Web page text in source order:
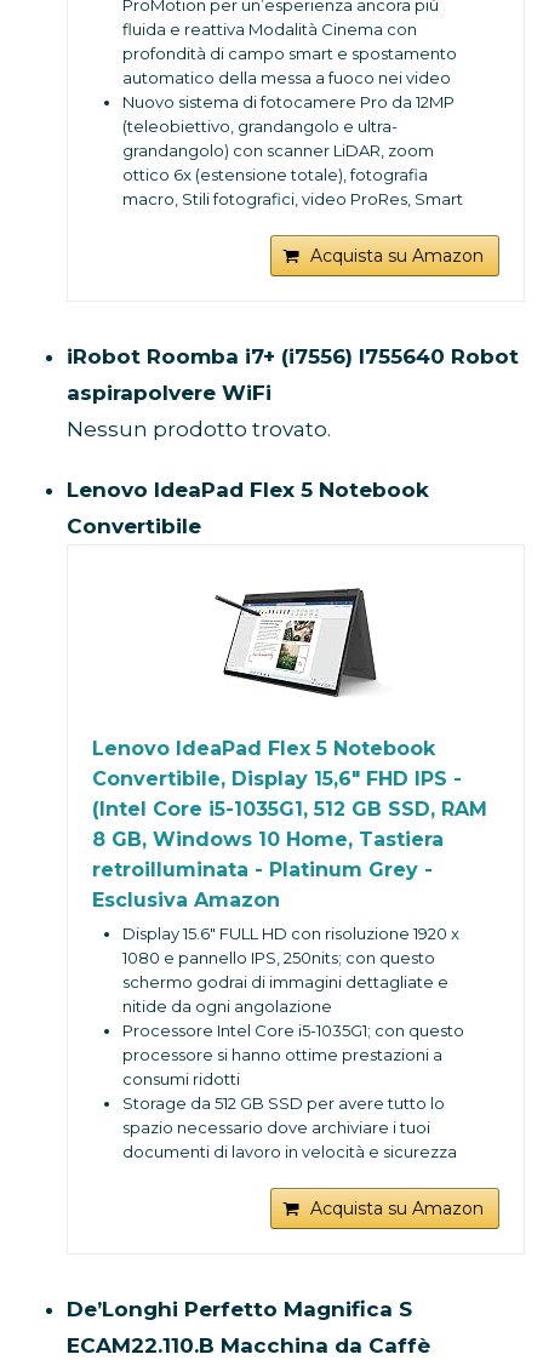
connettiti a Internet per avviare la
configurazione.
ProMotion per un’esperienza ancora più
fluida e reattiva Modalità Cinema con
profondità di campo smart e spostamento
automatico della messa a fuoco nei video
Nuovo sistema di fotocamere Pro da 12MP
(teleobiettivo, grandangolo e ultra-
grandangolo) con scanner LiDAR, zoom
ottico 6x (estensione totale), fotografia
macro, Stili fotografici, video ProRes, Smart
registrazione video HDR a 4K con Dolby
HDR a 4K con Dolby Vision
Chip A15 Bionic per prestazioni fulminee
Fino a 22 ore di riproduzione video
Robusto design con Ceramic Shield
Resistenza all’acqua di grado IP68, la
5G per download velocissimi e streaming ad
alta qualità1
iOS 15 e le sue nuove funzioni per fare ancora
Compatibilità con gli accessori MagSafe:
aggancio rapido e ricarica wireless più
Acquista su Amazon
iRobot Roomba i7+ (i7556) I755640 Robot
aspirapolvere WiFi
Nessun prodotto trovato.
Lenovo IdeaPad Flex 5 Notebook
Convertibile
Lenovo IdeaPad Flex 5 Notebook
Convertibile, Display 15,6" FHD IPS -
(Intel Core i5-1035G1, 512 GB SSD, RAM
8 GB, Windows 10 Home, Tastiera
retroilluminata - Platinum Grey -
Esclusiva Amazon
Display 15.6" FULL HD con risoluzione 1920 x
1080 e pannello IPS, 250nits; con questo
schermo godrai di immagini dettagliate e
nitide da ogni angolazione
Processore Intel Core i5-1035G1; con questo
processore si hanno ottime prestazioni a
consumi ridotti
Storage da 512 GB SSD per avere tutto lo
spazio necessario dove archiviare i tuoi
documenti di lavoro in velocità e sicurezza
Scheda grafica Integrata Intel UHD Graphics
Componenti inclusi: Office Trial
Tecnologia di connettività: Wi-Fi 6
Acquista su Amazon
De’Longhi Perfetto Magnifica S
ECAM22.110.B Macchina da Caffè